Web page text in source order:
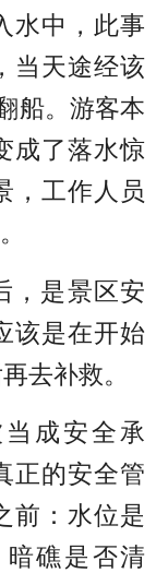
水中，此事
当天途经该
船。游客本
成了落水惊
，工作人员
，是景区安
该是在开始
去补救。
成安全承
正的安全管
前：水位是
礁是否清